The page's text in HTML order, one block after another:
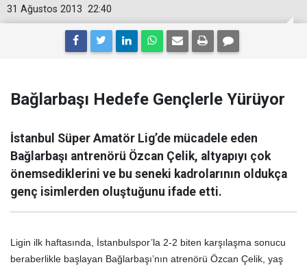
22:40
31 Ağustos 2013
Bağlarbaşı Hedefe Gençlerle Yürüyor
İstanbul Süper Amatör Lig’de mücadele eden
Bağlarbaşı antrenörü Özcan Çelik, altyapıyı çok
önemsediklerini ve bu seneki kadrolarının oldukça
genç isimlerden oluştuğunu ifade etti.
Ligin ilk haftasında, İstanbulspor’la 2-2 biten karşılaşma sonucu
beraberlikle başlayan Bağlarbaşı’nın atrenörü Özcan Çelik, yaş